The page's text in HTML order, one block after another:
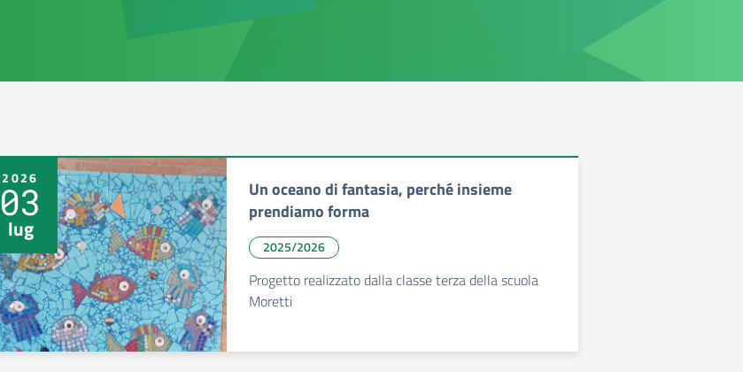
2026
03
lug
Un oceano di fantasia, perché insieme
prendiamo forma
2025/2026
Progetto realizzato dalla classe terza della scuola
Moretti